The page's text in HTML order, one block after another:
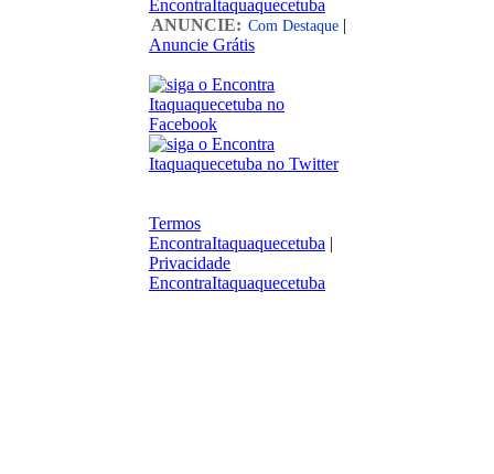
EncontraItaquaquecetuba
ANUNCIE: Com Destaque |
Anuncie Grátis
Termos
EncontraItaquaquecetuba |
Privacidade
EncontraItaquaquecetuba